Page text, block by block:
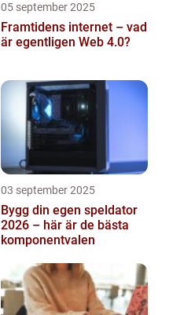
05 september 2025
Framtidens internet – vad
är egentligen Web 4.0?
03 september 2025
Bygg din egen speldator
2026 – här är de bästa
komponentvalen